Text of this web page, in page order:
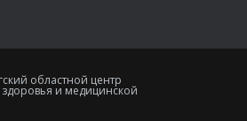
областной центр
и медицинской